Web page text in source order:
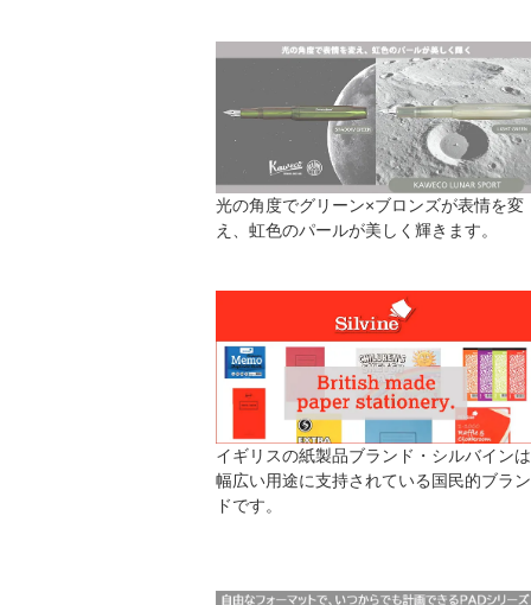
光の角度でグリーン×ブロンズが表情を変
え、虹色のパールが美しく輝きます。
イギリスの紙製品ブランド・シルバインは
幅広い用途に支持されている国民的ブラン
ドです。